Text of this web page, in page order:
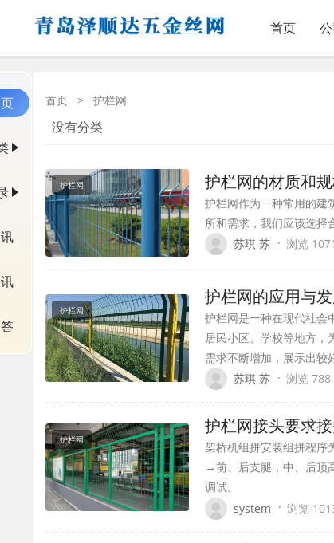
首页
首页 > 护栏网
没有分类
护栏网 护栏网的材质和
护栏网作为一种常用的建
所和需求，我们应该选择
苏琪 苏 · 浏览 1071
护栏网
护栏网的应用与
护栏网是一种在现代社会
居民小区、学校等地方，
需求不断增加，展示出较
苏琪 苏 · 浏览 788
护栏网
护栏网接头要求
架桥机组拼安装组拼程
→前、后支腿，中、后顶
调试。
system · 浏览